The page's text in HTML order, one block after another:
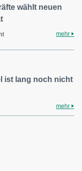
wählt neuen
mehr
ist lang noch nicht
mehr